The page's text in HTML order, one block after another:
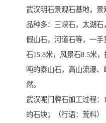
武汉明石景观石基地，景
品种多：三峡石，太湖石
假山石，河道石等，一
石15.8米，风景石8.5米
吨的泰山石，高山流瀑
然。
武汉呢门牌石加工过程
的石块；（行语：荒料）